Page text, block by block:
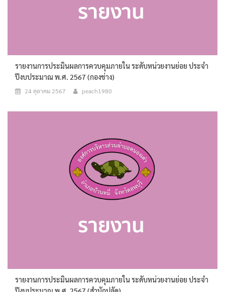
รายงานการประมินผลการควบคุมภายใน ระดับหน่วยงานย่อย ประจำ
ปีงบประมาณ พ.ศ. 2567 (กองช่าง)
24 ตุลาคม 2567 peach1980
รายงานการประมินผลการควบคุมภายใน ระดับหน่วยงานย่อย ประจำ